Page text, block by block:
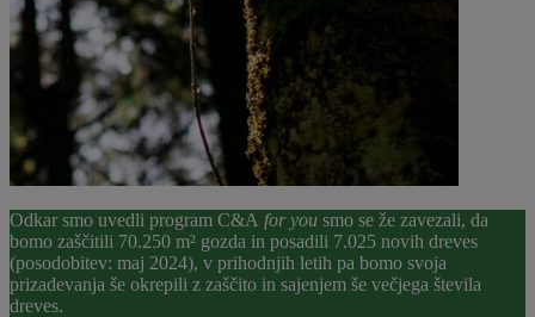
Odkar smo uvedli program C&A for you smo se že zavezali, da
bomo zaščitili 70.250 m² gozda in posadili 7.025 novih dreves
(posodobitev: maj 2024), v prihodnjih letih pa bomo svoja
prizadevanja še okrepili z zaščito in sajenjem še večjega števila
dreves.